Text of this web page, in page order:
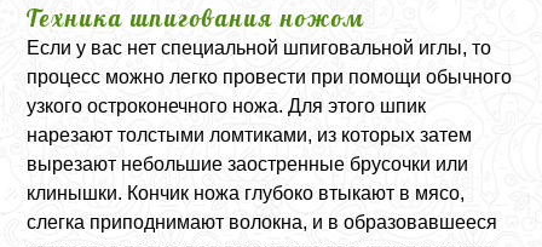
Техника шпигования ножом
Если у вас нет специальной шпиговальной иглы, то
процесс можно легко провести при помощи обычного
узкого остроконечного ножа. Для этого шпик
нарезают толстыми ломтиками, из которых затем
вырезают небольшие заостренные брусочки или
клинышки. Кончик ножа глубоко втыкают в мясо,
слегка приподнимают волокна, и в образовавшееся